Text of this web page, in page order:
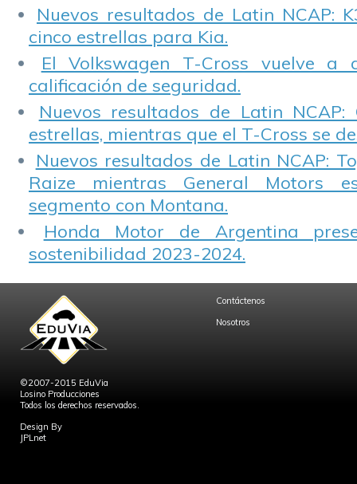
Nuevos resultados de Latin NCAP:
cinco estrellas para Kia.
El Volkswagen T-Cross vuelve a
calificación de seguridad.
Nuevos resultados de Latin NCAP:
estrellas, mientras que el T-Cross se
Nuevos resultados de Latin NCAP:
Raize mientras General Motors
segmento con Montana.
Honda Motor de Argentina
sostenibilidad 2023-2024.
©2007-2015 EduVia
Losino Producciones
Todos los derechos reservados.
Design By
JPLnet
Contáctenos
Nosotros